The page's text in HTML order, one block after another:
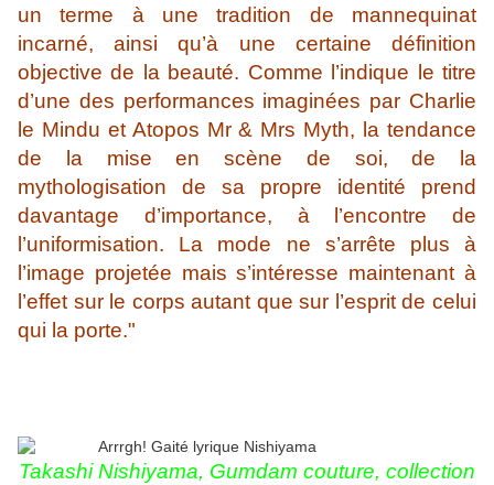
un terme à une tradition de mannequinat
incarné, ainsi qu’à une certaine définition
objective de la beauté. Comme l’indique le titre
d’une des performances imaginées par Charlie
le Mindu et Atopos Mr & Mrs Myth, la tendance
de la mise en scène de soi, de la
mythologisation de sa propre identité prend
davantage d’importance, à l’encontre de
l’uniformisation. La mode ne s’arrête plus à
l’image projetée mais s’intéresse maintenant à
l’effet sur le corps autant que sur l’esprit de celui
qui la porte."
Takashi Nishiyama, Gumdam couture, collection